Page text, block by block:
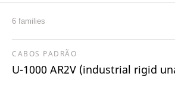
6 families
CABOS PADRÃO
U-1000 AR2V (industrial rigid